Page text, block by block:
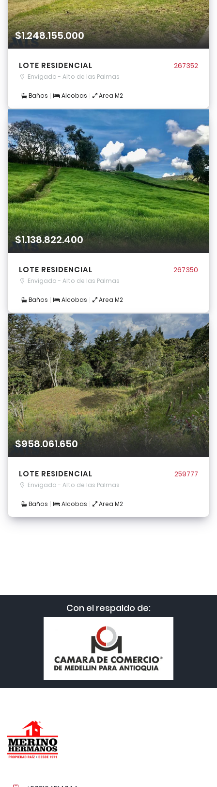
$1.248.155.000
LOTE RESIDENCIAL 267352
Envigado - Alto de las Palmas
Baños Alcobas Area M2
$1.138.822.400
LOTE RESIDENCIAL 267350
Envigado - Alto de las Palmas
Baños Alcobas Area M2
$958.061.650
LOTE RESIDENCIAL 259777
Envigado - Alto de las Palmas
Baños Alcobas Area M2
Con el respaldo de: